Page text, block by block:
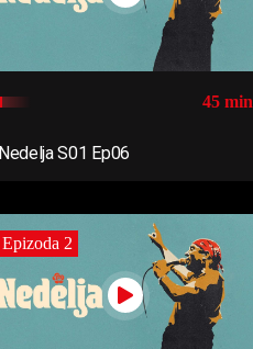
45 min
Nedelja S01 Ep06
Epizoda 2